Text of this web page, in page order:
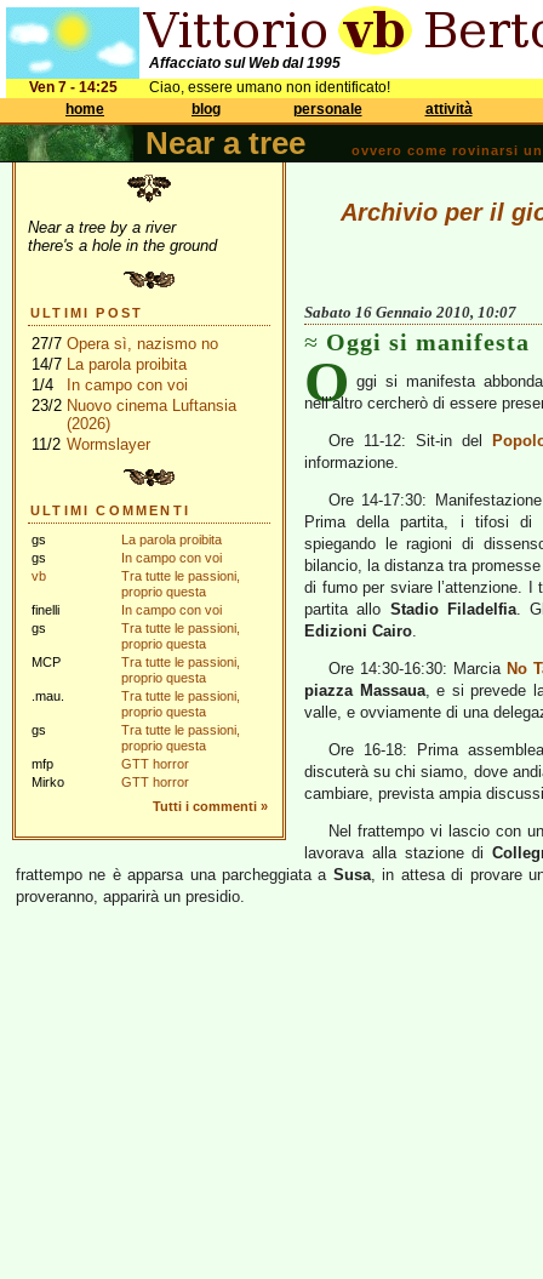
Affacciato sul Web dal 1995
Ven 7 - 14:25
Ciao, essere umano non identificato!
home
blog personale attività
Near a tree ovvero come rovinarsi
Near a tree by a river
there's a hole in the ground
ULTIMI POST
27/7 Opera sì, nazismo no
14/7 La parola proibita
1/4
In campo con voi
23/2 Nuovo cinema Luftansia
(2026)
11/2 Wormslayer
ULTIMI COMMENTI
gs
La parola proibita
gs
In campo con voi
vb
Tra tutte le passioni,
proprio questa
finelli
In campo con voi
gs
Tra tutte le passioni,
proprio questa
MCP
Tra tutte le passioni,
proprio questa
.mau.
Tra tutte le passioni,
proprio questa
gs
Tra tutte le passioni,
proprio questa
mfp
GTT horror
Mirko
GTT horror
Tutti i commenti »
Archivio per il
Sabato 16 Gennaio 2010, 10:07
Oggi si manifesta
O ggi si manifesta
nell’altro cercherò di essere
Ore 11-12: Sit-in del
informazione.
Ore 14-17:30:
Prima della partita, i tifosi di
spiegando le ragioni di
bilancio, la distanza tra
di fumo per sviare l’attenzione. I
partita allo Stadio Filadelfia.
Edizioni Cairo.
Ore 14:30-16:30: Marcia No
piazza Massaua, e si prevede
valle, e ovviamente di una
Ore 16-18: Prima
discuterà su chi siamo, dove
cambiare, prevista ampia
Nel frattempo vi lascio con
lavorava alla stazione di
frattempo ne è apparsa una parcheggiata a Susa, in attesa di provare
proveranno, apparirà un presidio.